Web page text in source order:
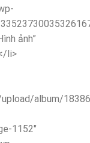
ảnh”
li>
album/
1152″